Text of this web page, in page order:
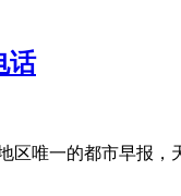
话
区唯一的都市早报